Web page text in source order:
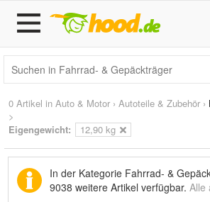
0 Artikel in Auto & Motor › Autoteile & Zubehör ›
>
Eigengewicht:
12,90 kg
In der Kategorie Fahrrad- &
9038 weitere Artikel verfügbar. Alle